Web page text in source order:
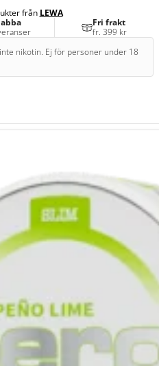
från LEWA
Fri frakt
fr. 399 kr
nikotin. Ej för personer under 18